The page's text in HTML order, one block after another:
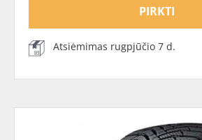
PIRKTI
Atsiėmimas rugpjūčio 7 d.